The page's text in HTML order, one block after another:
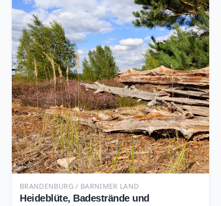
BRANDENBURG / BARNIMER LAND
Heideblüte, Badestrände und